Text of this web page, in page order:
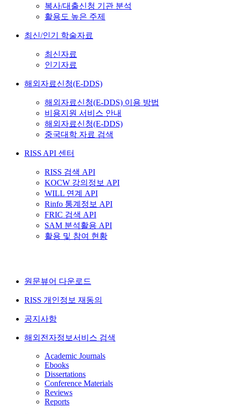
복사/대출신청 기관 분석
활용도 높은 주제
최신/인기 학술자료
최신자료
인기자료
해외자료신청(E-DDS)
해외자료신청(E-DDS) 이용 방법
비용지원 서비스 안내
해외자료신청(E-DDS)
중국대학 자료 검색
RISS API 센터
RISS 검색 API
KOCW 강의정보 API
WILL 연계 API
Rinfo 통계정보 API
FRIC 검색 API
SAM 분석활용 API
활용 및 참여 현황
원문뷰어 다운로드
RISS 개인정보 재동의
공지사항
해외전자정보서비스 검색
Academic Journals
Ebooks
Dissertations
Conference Materials
Reviews
Reports